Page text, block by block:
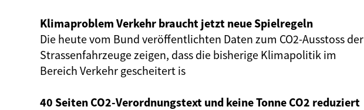
Klimaproblem Verkehr braucht jetzt neue Spielregeln
Die heute vom Bund veröffentlichten Daten zum CO2-Ausstoss der
Strassenfahrzeuge zeigen, dass die bisherige Klimapolitik im
Bereich Verkehr gescheitert is
40 Seiten CO2-Verordnungstext und keine Tonne CO2 reduziert